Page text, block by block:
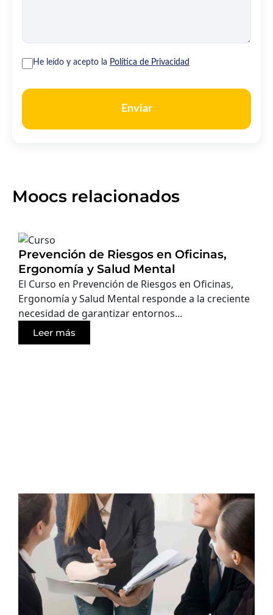
He leído y acepto la Política de Privacidad
Enviar
Moocs relacionados
Prevención de Riesgos en Oficinas,
Ergonomía y Salud Mental
El Curso en Prevención de Riesgos en Oficinas,
Ergonomía y Salud Mental responde a la creciente
necesidad de garantizar entornos...
Leer más